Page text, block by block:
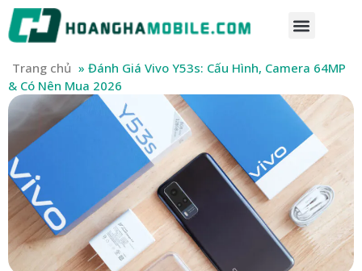
Trang chủ » Đánh Giá Vivo Y53s: Cấu Hình, Camera 64MP
& Có Nên Mua 2026